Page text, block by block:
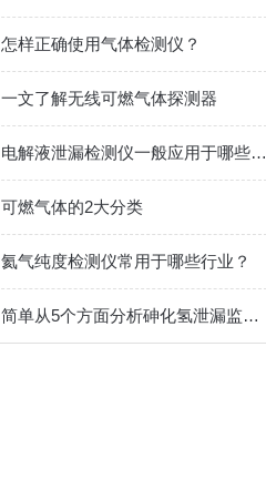
怎样正确使用气体检测仪？
一文了解无线可燃气体探测器
电解液泄漏检测仪一般应用于哪些方面？
可燃气体的2大分类
氦气纯度检测仪常用于哪些行业？
简单从5个方面分析砷化氢泄漏监测仪的维保问题